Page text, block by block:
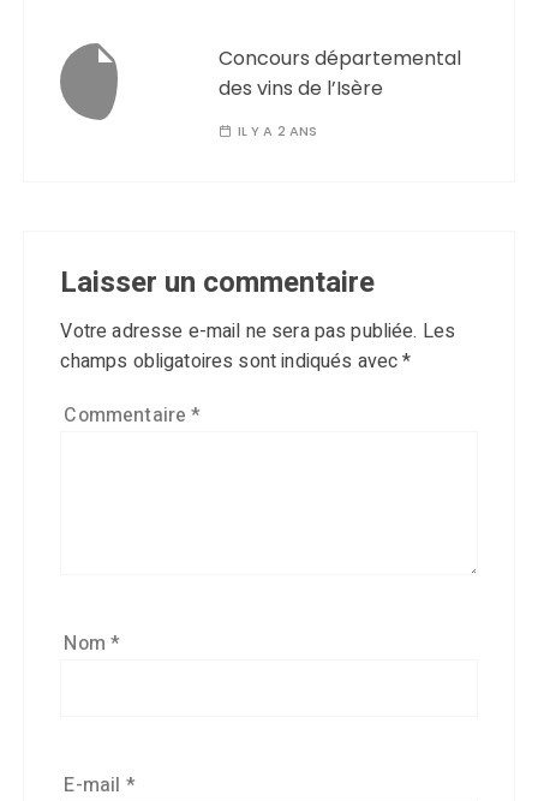
Concours départemental
des vins de l’Isère
IL Y A 2 ANS
Laisser un commentaire
Votre adresse e-mail ne sera pas publiée. Les
champs obligatoires sont indiqués avec*
Commentaire*
Nom*
E-mail *